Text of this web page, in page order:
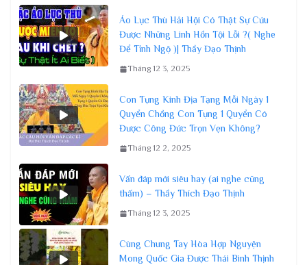
Áo Lục Thù Hải Hội Có Thật Sự Cứu
Được Những Linh Hồn Tội Lỗi ?( Nghe
Để Tỉnh Ngộ )| Thầy Đạo Thịnh
Tháng 12 3, 2025
Con Tụng Kinh Địa Tạng Mỗi Ngày 1
Quyển Chồng Con Tụng 1 Quyển Có
Được Công Đức Trọn Vẹn Không?
Tháng 12 2, 2025
Vấn đáp mới siêu hay (ai nghe cũng
thấm) – Thầy Thích Đạo Thịnh
Tháng 12 3, 2025
Cùng Chung Tay Hòa Hợp Nguyện
Mong Quốc Gia Được Thái Bình Thịnh